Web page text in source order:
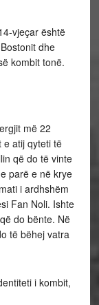
vjeçar është
dhe
kombit tonë.
më 22
e atij qyteti të
që do të vinte
parë e në krye
i ardhshëm
Fan Noli. Ishte
do bënte. Në
të bëhej vatra
i kombit,